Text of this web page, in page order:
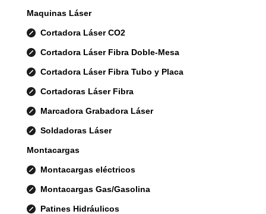
Maquinas Láser
Cortadora Láser CO2
Cortadora Láser Fibra Doble-Mesa
Cortadora Láser Fibra Tubo y Placa
Cortadoras Láser Fibra
Marcadora Grabadora Láser
Soldadoras Láser
Montacargas
Montacargas eléctricos
Montacargas Gas/Gasolina
Patines Hidráulicos